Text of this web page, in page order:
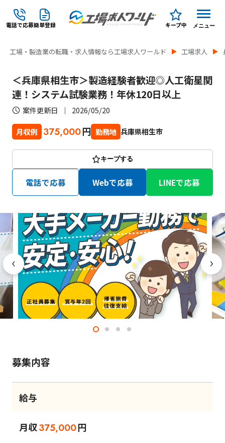
電話で応募簡単登録 キープ中 メニュー
工場・製造業の転職・求人情報なら工場求人ワールド 工場求人
＜兵庫県相生市＞製造経験者歓迎◎人工衛星関
連！システム試験業務！年休120日以上
案件更新日 2026/05/20
月収例 375,000円 勤務地 兵庫県相生市
キープする
電話で応募 Webで応募 LINEで応募
募集内容
給与
月収375,000円